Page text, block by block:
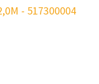
- 517300004